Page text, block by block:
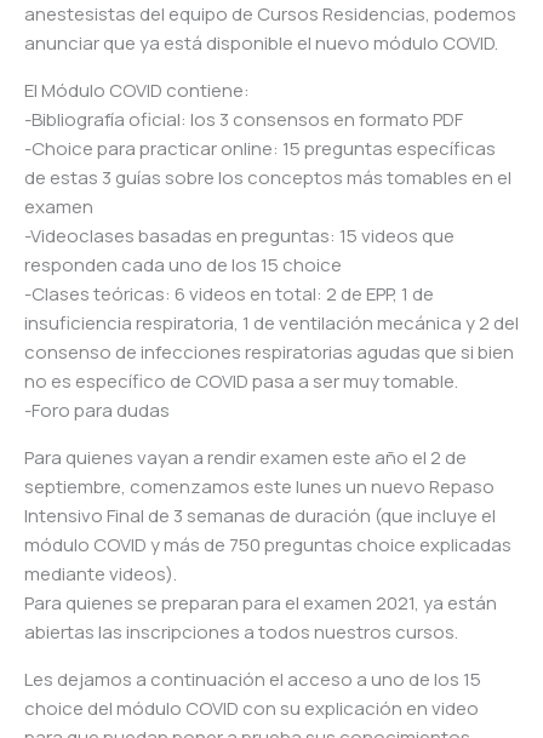
anestesistas del equipo de Cursos Residencias, podemos
anunciar que ya está disponible el nuevo módulo COVID.
El Módulo COVID contiene:
-Bibliografía oficial: los 3 consensos en formato PDF
-Choice para practicar online: 15 preguntas específicas
de estas 3 guías sobre los conceptos más tomables en el
examen
-Videoclases basadas en preguntas: 15 videos que
responden cada uno de los 15 choice
-Clases teóricas: 6 videos en total: 2 de EPP, 1 de
insuficiencia respiratoria, 1 de ventilación mecánica y 2 del
consenso de infecciones respiratorias agudas que si bien
no es específico de COVID pasa a ser muy tomable.
-Foro para dudas
Para quienes vayan a rendir examen este año el 2 de
septiembre, comenzamos este lunes un nuevo Repaso
Intensivo Final de 3 semanas de duración (que incluye el
módulo COVID y más de 750 preguntas choice explicadas
mediante videos).
Para quienes se preparan para el examen 2021, ya están
abiertas las inscripciones a todos nuestros cursos.
Les dejamos a continuación el acceso a uno de los 15
choice del módulo COVID con su explicación en video